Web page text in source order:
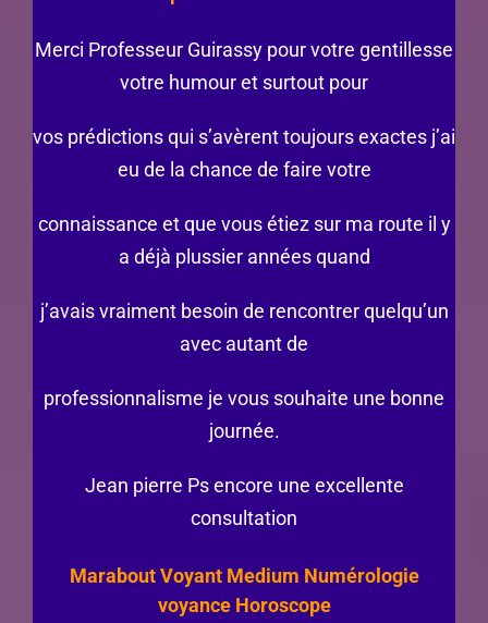
Merci Professeur Guirassy pour votre gentillesse
votre humour et surtout pour
vos prédictions qui s’avèrent toujours exactes j’ai
eu de la chance de faire votre
connaissance et que vous étiez sur ma route il y
a déjà plussier années quand
j’avais vraiment besoin de rencontrer quelqu’un
avec autant de
professionnalisme je vous souhaite une bonne
journée.
Jean pierre Ps encore une excellente
consultation
Marabout Voyant Medium Numérologie
voyance Horoscope